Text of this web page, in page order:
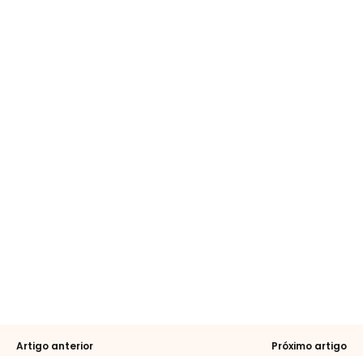
Artigo anterior Próximo artigo